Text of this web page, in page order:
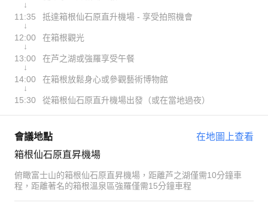
↓
11:35
↓
抵達箱根仙石原直升機場 - 享受拍照機會
12:00
↓
在箱根觀光
13:00
↓
在芦之湖或強羅享受午餐
14:00
↓
在箱根放鬆身心或參觀藝術博物館
15:30 從箱根仙石原直升機場出發（或在當地過夜）
會議地點
在地圖上查看
箱根仙石原直昇機場
俯瞰富士山的箱根仙石原直昇機場，距離芦之湖僅需10分鐘車
程，距離著名的箱根溫泉區強羅僅需15分鐘車程